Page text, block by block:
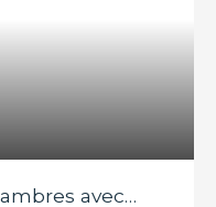
avec